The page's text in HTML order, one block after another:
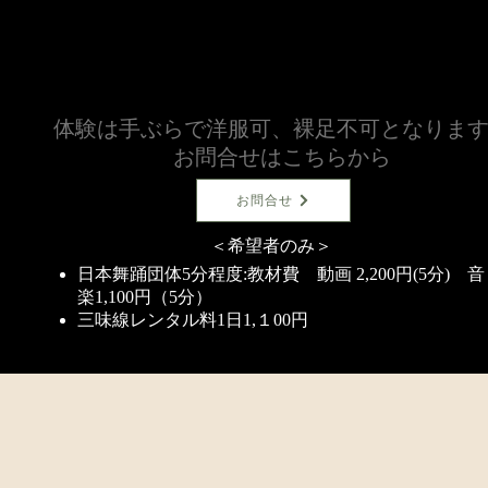
体験は手ぶらで洋服可、裸足不可となります
お問合せはこちらから
お問合せ
＜希望者のみ＞
日本舞踊団体5分程度:教材費 動画 2,200円(5分) 音
楽1,100円（5分）
三味線レンタル料1日1,１00円